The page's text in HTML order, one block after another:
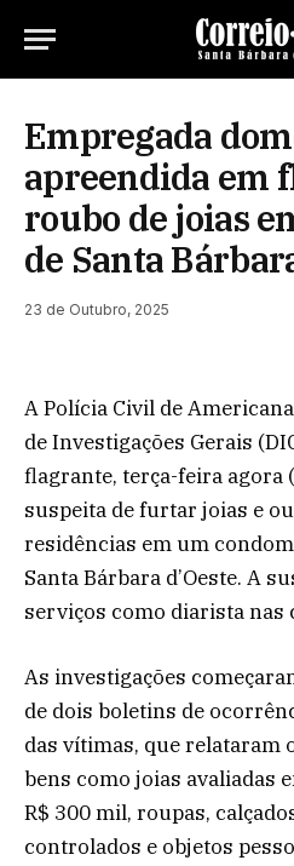
Empregada
apreendida em
roubo de joias
de Santa
23 de Outubro, 2025
A Polícia Civil de
de Investigações Gerais
flagrante, terça-feira agora
suspeita de furtar joias e
residências em um
Santa Bárbara d’Oeste. A
serviços como diarista nas
As investigações
de dois boletins de
das vítimas, que relataram
bens como joias avaliadas
R$ 300 mil, roupas,
controlados e objetos